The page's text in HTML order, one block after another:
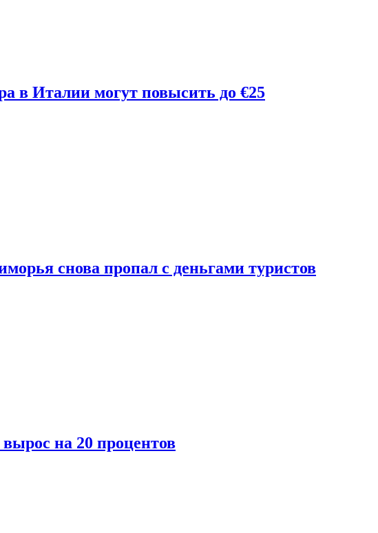
в Италии могут повысить до €25
снова пропал с деньгами туристов
на 20 процентов